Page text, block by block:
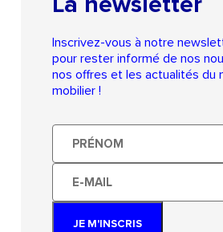
Inscrivez-vous à notre
pour rester informé de nos
nos offres et les actualités du
mobilier !
Prénom
E-
mail
JE M'INSCRIS